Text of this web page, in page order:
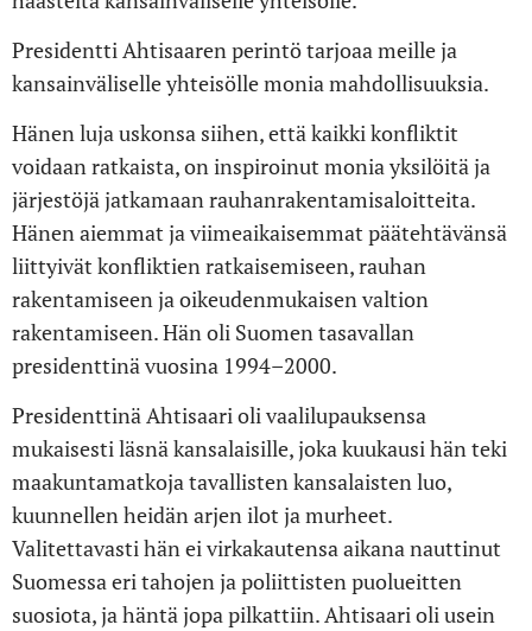
Presidentti Ahtisaaren perintö tarjoaa meille ja
kansainväliselle yhteisölle monia mahdollisuuksia.
Hänen luja uskonsa siihen, että kaikki konfliktit
voidaan ratkaista, on inspiroinut monia yksilöitä ja
järjestöjä jatkamaan rauhanrakentamisaloitteita.
Hänen aiemmat ja viimeaikaisemmat päätehtävänsä
liittyivät konfliktien ratkaisemiseen, rauhan
rakentamiseen ja oikeudenmukaisen valtion
rakentamiseen. Hän oli Suomen tasavallan
presidenttinä vuosina 1994–2000.
Presidenttinä Ahtisaari oli vaalilupauksensa
mukaisesti läsnä kansalaisille, joka kuukausi hän teki
maakuntamatkoja tavallisten kansalaisten luo,
kuunnellen heidän arjen ilot ja murheet.
Valitettavasti hän ei virkakautensa aikana nauttinut
Suomessa eri tahojen ja poliittisten puolueitten
suosiota, ja häntä jopa pilkattiin. Ahtisaari oli usein